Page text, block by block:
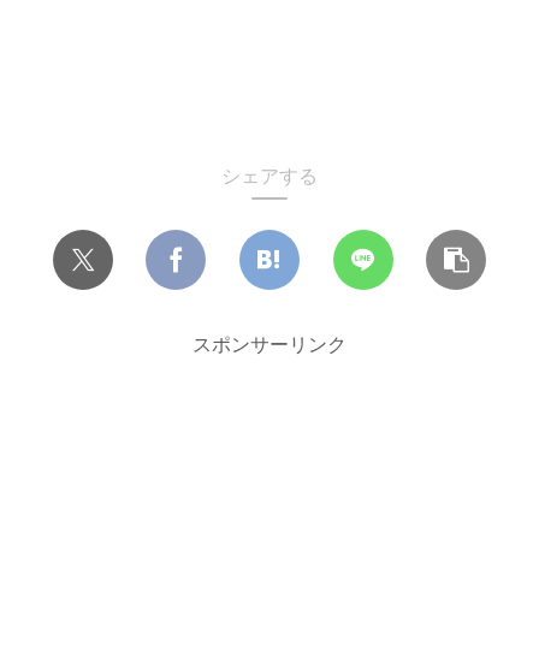
シェアする
スポンサーリンク